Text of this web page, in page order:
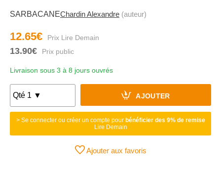
SARBACANEChardin Alexandre (auteur)
12.65€
13.90€
Livraison sous 3 à 8 jours ouvrés
AJOUTER
> Se connecter ou créer un compte pour bénéficier des 9% de remise
Lire Demain
Ajouter aux favoris